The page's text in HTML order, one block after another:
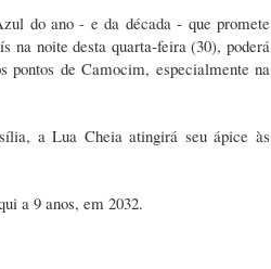
do ano - e da década - que promete
na noite desta quarta-feira (30), poderá
pontos de Camocim, especialmente na
a Lua Cheia atingirá seu ápice às
a 9 anos, em 2032.